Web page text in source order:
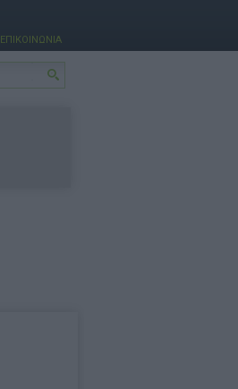
ΕΠΙΚΟΙΝΩΝΙΑ